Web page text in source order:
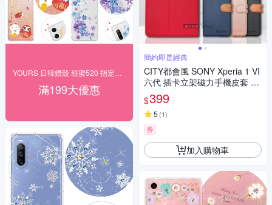
滿199大優惠
簡約即是經典
CITY都會風 SONY Xperia 1 VI
六代 插卡立架磁力手機皮套 有
吊飾孔
$399
5 (1)
券
加入購物車